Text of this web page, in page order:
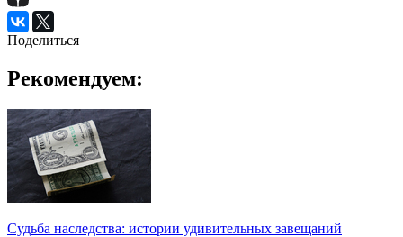
Поделиться
Рекомендуем:
Судьба наследства: истории удивительных завещаний